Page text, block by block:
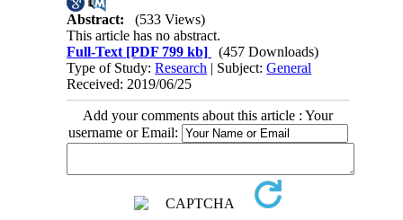
Abstract:
(533 Views)
This article has no abstract.
Full-Text [PDF 799 kb]
(457 Downloads)
Type of Study:Research | Subject:General
Received: 2019/06/25
Add your comments about this article : Your
username or Email: